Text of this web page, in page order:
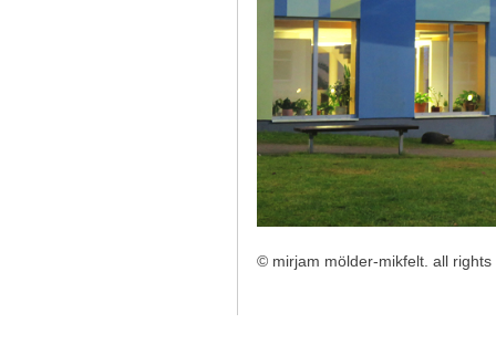
© mirjam mölder-mikfelt. all rights